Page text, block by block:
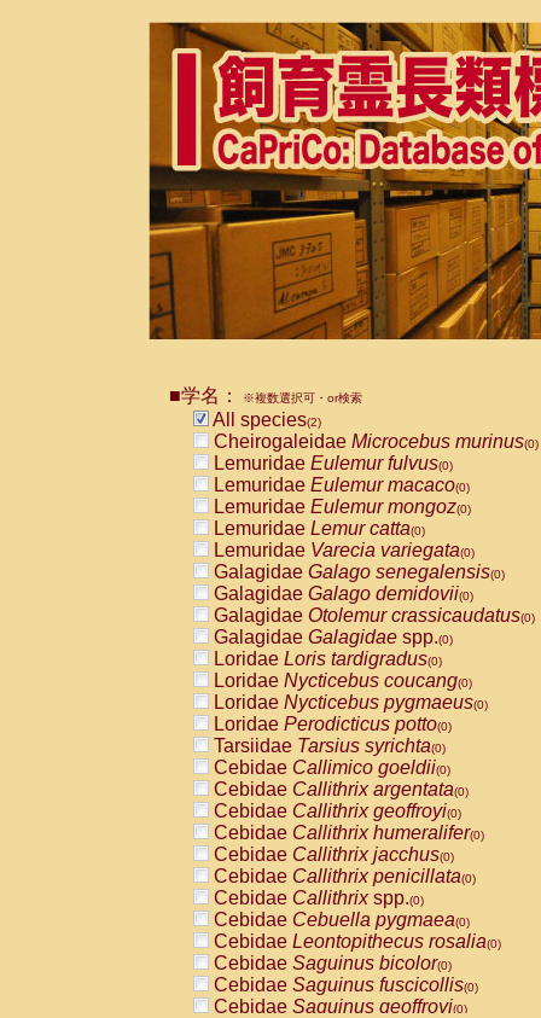
■学名： ※複数選択可・or検索
All species(2)
Cheirogaleidae Microcebus murinus(0)
Lemuridae Eulemur fulvus(0)
Lemuridae Eulemur macaco(0)
Lemuridae Eulemur mongoz(0)
Lemuridae Lemur catta(0)
Lemuridae Varecia variegata(0)
Galagidae Galago senegalensis(0)
Galagidae Galago demidovii(0)
Galagidae Otolemur crassicaudatus(0)
Galagidae Galagidae spp.(0)
Loridae Loris tardigradus(0)
Loridae Nycticebus coucang(0)
Loridae Nycticebus pygmaeus(0)
Loridae Perodicticus potto(0)
Tarsiidae Tarsius syrichta(0)
Cebidae Callimico goeldii(0)
Cebidae Callithrix argentata(0)
Cebidae Callithrix geoffroyi(0)
Cebidae Callithrix humeralifer(0)
Cebidae Callithrix jacchus(0)
Cebidae Callithrix penicillata(0)
Cebidae Callithrixspp.(0)
Cebidae Cebuella pygmaea(0)
Cebidae Leontopithecus rosalia(0)
Cebidae Saguinus bicolor(0)
Cebidae Saguinus fuscicollis(0)
Cebidae Saguinus geoffroyi(0)